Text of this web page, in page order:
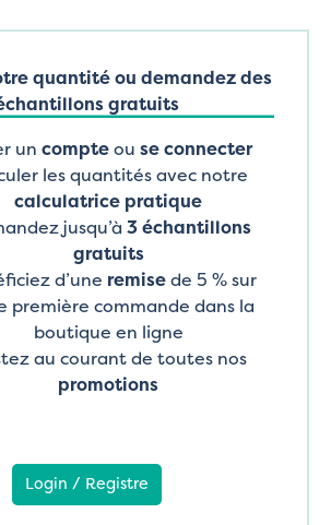
quantité ou demandez des
gratuits
un compteou se connecter
les quantités avec notre
calculatrice pratique
jusqu’à 3 échantillons
gratuits
d’une remisede 5 % sur
première commande dans la
boutique en ligne
au courant de toutes nos
promotions
Login / Registre